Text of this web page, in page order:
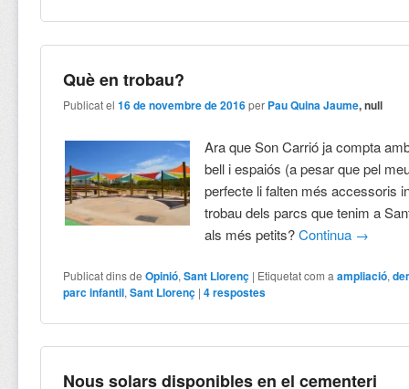
Què en trobau?
Publicat el16 de novembre de 2016 per Pau Quina Jaume, null
Ara que Son Carrió ja compta
bell i espaiós (a pesar que pel
perfecte li falten més accessoris
trobau dels parcs que tenim a
als més petits?Continua →
Publicat dins de Opinió,Sant Llorenç | Etiquetat com a ampliació,
parc infantil,Sant Llorenç |4respostes
Nous solars disponibles en el cementeri